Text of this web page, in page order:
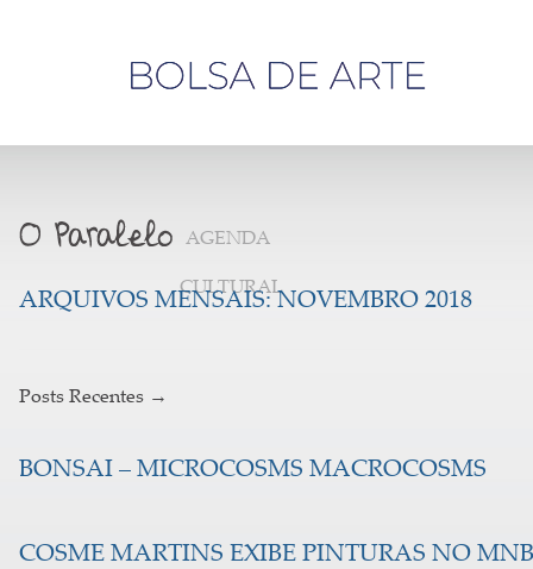
AGENDA
CULTURAL
ARQUIVOS MENSAIS: NOVEMBRO 2018
Posts Recentes →
BONSAI – MICROCOSMS MACROCOSMS
COSME MARTINS EXIBE PINTURAS NO